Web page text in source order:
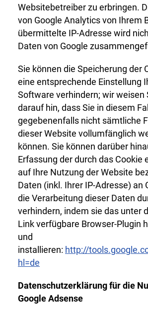
Websitebetreiber zu erbringen.
von Google Analytics von Ihrem
übermittelte IP-Adresse wird
Daten von Google
Sie können die Speicherung der
eine entsprechende Einstellung
Software verhindern; wir weisen
darauf hin, dass Sie in diesem Fall
gegebenenfalls nicht sämtliche
dieser Website vollumfänglich
können. Sie können darüber
Erfassung der durch das Cookie
auf Ihre Nutzung der Website
Daten (inkl. Ihrer IP-Adresse) an
die Verarbeitung dieser Daten
verhindern, indem sie das unter
Link verfügbare Browser-Plugin
und
installieren: http://
hl=de
Datenschutzerklärung für die
Google Adsense